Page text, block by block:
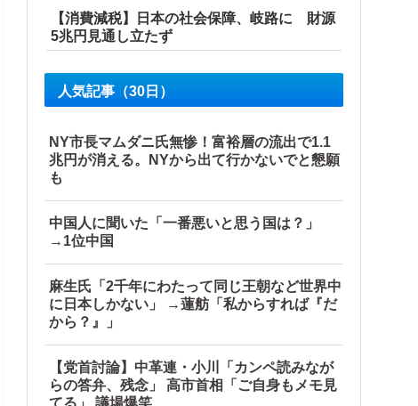
【消費減税】日本の社会保障、岐路に 財源
5兆円見通し立たず
人気記事（30日）
NY市長マムダニ氏無惨！富裕層の流出で1.1
兆円が消える。NYから出て行かないでと懇願
も
中国人に聞いた「一番悪いと思う国は？」
→1位中国
麻生氏「2千年にわたって同じ王朝など世界中
に日本しかない」 →蓮舫「私からすれば『だ
から？』」
【党首討論】中革連・小川「カンペ読みなが
らの答弁、残念」 高市首相「ご自身もメモ見